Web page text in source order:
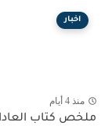
اخبار
منذ 4 أيام
ملخص كتاب